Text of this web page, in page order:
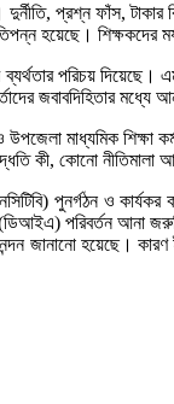
প্রশ্ন ফাঁস,
হয়েছে। শিক্ষকদের
পরিচয়
জবাবদিহিতার মধ্যে
উপজেলা মাধ্যমিক
কী, কোনো নীতিমালা
পুনর্গঠন ও
পরিবর্তন আনা
হয়েছে। কারণ